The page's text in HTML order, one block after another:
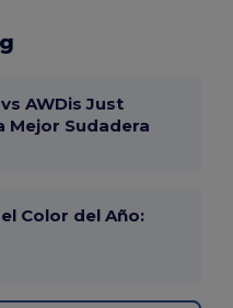
AWDis Just
Mejor Sudadera
Color del Año: